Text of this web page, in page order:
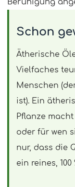
Beruhigung
Schon
Ätherische
Vielfaches
Menschen
ist). Ein
Pflanze
oder für wen
nur, dass die
ein reines,